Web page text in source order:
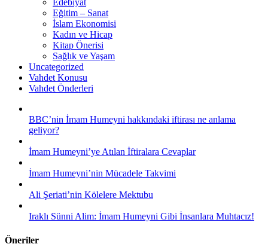
Edebiyat
Eğitim – Sanat
İslam Ekonomisi
Kadın ve Hicap
Kitap Önerisi
Sağlık ve Yaşam
Uncategorized
Vahdet Konusu
Vahdet Önderleri
BBC’nin İmam Humeyni hakkındaki iftirası ne anlama
geliyor?
İmam Humeyni’ye Atılan İftiralara Cevaplar
İmam Humeyni’nin Mücadele Takvimi
Ali Şeriati’nin Kölelere Mektubu
Iraklı Sünni Alim: İmam Humeyni Gibi İnsanlara Muhtacız!
Öneriler